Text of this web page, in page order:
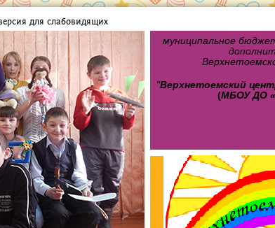
для слабовидящих
муниципальное
"Верхнетоемский
(МБОУ ДО